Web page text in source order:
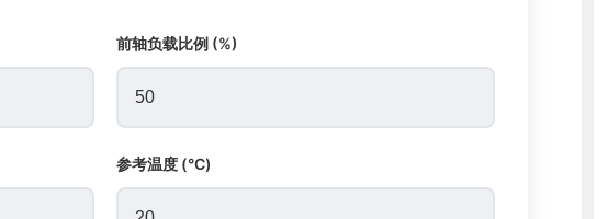
前轴负载比例 (%)
参考温度 (°C)